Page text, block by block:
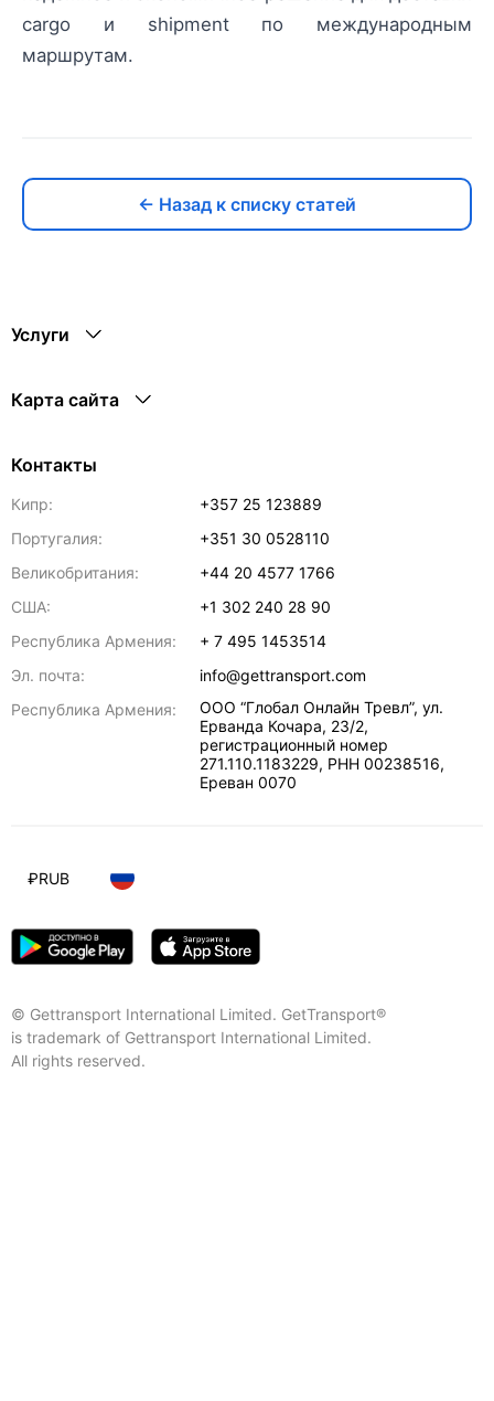
cargo и shipment по международным
маршрутам.
← Назад к списку статей
Услуги
Карта сайта
Контакты
Кипр:
+357 25 123889
Португалия:
+351 30 0528110
Великобритания:
+44 20 4577 1766
США:
+1 302 240 28 90
Республика Армения:
+ 7 495 1453514
Эл. почта:
info@gettransport.com
Республика Армения:
ООО “Глобал Онлайн Тревл”, ул.
Ерванда Кочара, 23/2,
регистрационный номер
271.110.1183229, РНН 00238516,
Ереван 0070
© Gettransport International Limited. GetTransport®
is trademark of Gettransport International Limited.
All rights reserved.
₽RUB